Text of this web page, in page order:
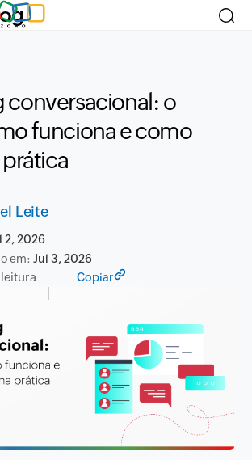
conversacional: o
funciona e como
Leite
2, 2026
em:Jul 3, 2026
Copiar